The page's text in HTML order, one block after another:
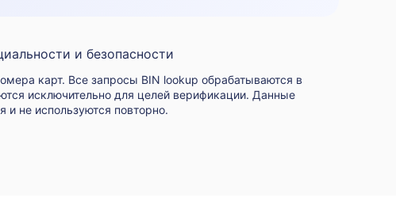
и безопасности
карт. Все запросы BIN lookup обрабатываются в
исключительно для целей верификации. Данные
и не используются повторно.